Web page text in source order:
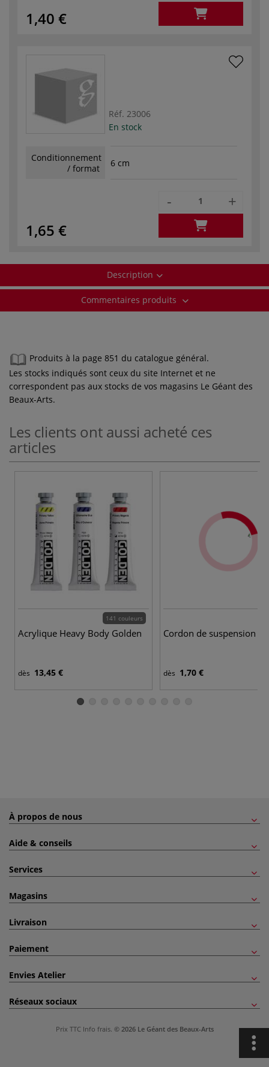
1,40 €
Réf. 23006
En stock
Conditionnement
/ format
6 cm
1,65 €
- +
Description
Commentaires produits
Produits à la page 851 du catalogue général.
Les stocks indiqués sont ceux du site Internet et ne
correspondent pas aux stocks de vos magasins Le Géant des
Beaux-Arts.
Les clients ont aussi acheté ces
articles
141 couleurs
Acrylique Heavy Body Golden
dès 13,45 €
Cordon de suspension
dès 1,70 €
À propos de nous
Aide & conseils
Services
Magasins
Livraison
Paiement
Envies Atelier
Réseaux sociaux
Prix TTC Info frais. © 2026 Le Géant des Beaux-Arts